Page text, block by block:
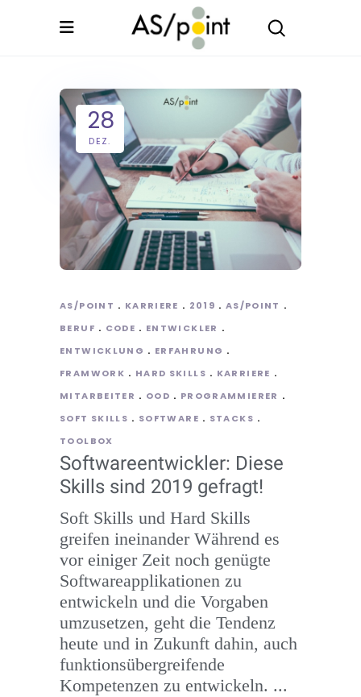
28
DEZ.
AS/POINT KARRIERE 2019
AS/POINT
BERUF
CODE
ENTWICKLER
ENTWICKLUNG
ERFAHRUNG
FRAMWORK
HARD SKILLS
KARRIERE
MITARBEITER
OOD
PROGRAMMIERER
SOFT SKILLS
SOFTWARE
STACKS
TOOLBOX
Softwareentwickler: Diese
Skills sind 2019 gefragt!
Soft Skills und Hard Skills
greifen ineinander Während es
vor einiger Zeit noch genügte
Softwareapplikationen zu
entwickeln und die Vorgaben
umzusetzen, geht die Tendenz
heute und in Zukunft dahin, auch
funktionsübergreifende
Kompetenzen zu entwickeln.